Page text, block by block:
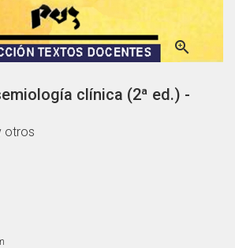

clínica (2ª ed.) -
otros